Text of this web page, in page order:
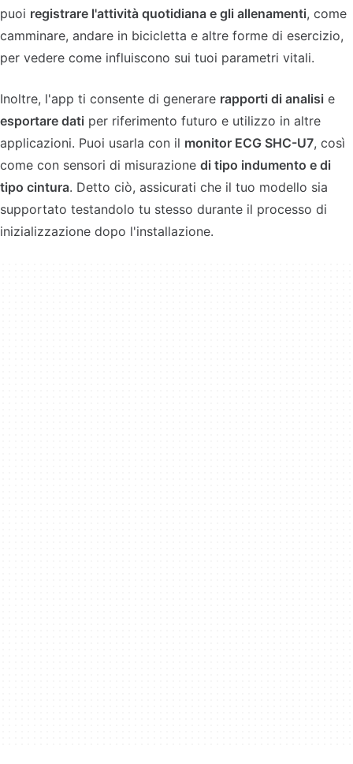
puoi registrare l'attività quotidiana e gli allenamenti, come
camminare, andare in bicicletta e altre forme di esercizio,
per vedere come influiscono sui tuoi parametri vitali.
Inoltre, l'app ti consente di generare rapporti di analisi e
esportare dati per riferimento futuro e utilizzo in altre
applicazioni. Puoi usarla con il monitor ECG SHC-U7, così
come con sensori di misurazione di tipo indumento e di
tipo cintura. Detto ciò, assicurati che il tuo modello sia
supportato testandolo tu stesso durante il processo di
inizializzazione dopo l'installazione.